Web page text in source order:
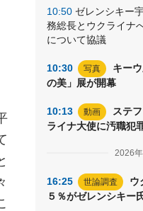
10:50 ゼレンシキー
務総長とウクライナ
について協議
10:30 写真
キー
の美」展が開幕
10:13 動画
ステ
ライナ大使に汚職犯
2026
16:25 世論調査
ウ
５％がゼレンシキー